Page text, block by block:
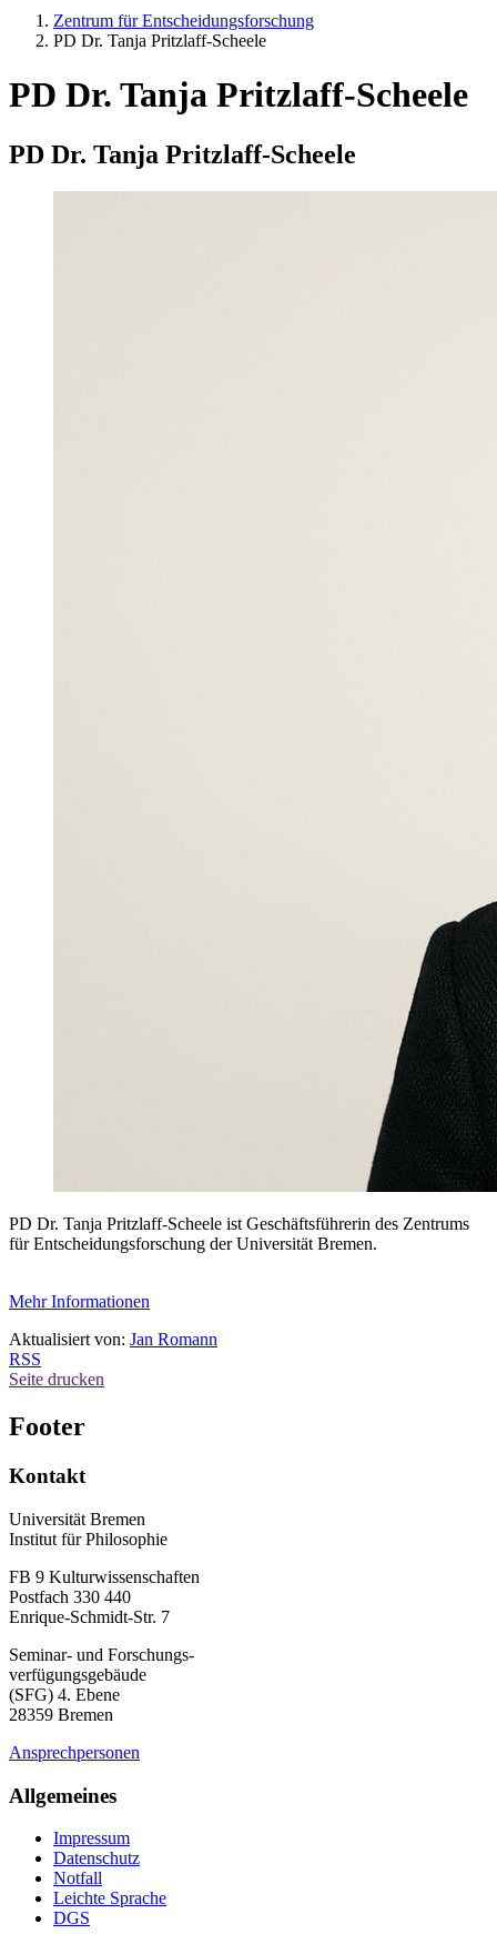
Zentrum für Entscheidungsforschung
PD Dr. Tanja Pritzlaff-Scheele
PD Dr. Tanja Pritzlaff-Scheele
PD Dr. Tanja Pritzlaff-Scheele
PD Dr. Tanja Pritzlaff-Scheele ist Geschäftsführerin des Zentrums
für Entscheidungsforschung der Universität Bremen.
Mehr Informationen
Aktualisiert von: Jan Romann
RSS
Seite drucken
Footer
Kontakt
Universität Bremen
Institut für Philosophie
FB 9 Kulturwissenschaften
Postfach 330 440
Enrique-Schmidt-Str. 7
Seminar- und Forschungs-
verfügungsgebäude
(SFG) 4. Ebene
28359 Bremen
Ansprechpersonen
Allgemeines
Impressum
Datenschutz
Notfall
Leichte Sprache
DGS